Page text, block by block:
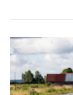
Livret
d’accueil
briefings
Chtriman
–